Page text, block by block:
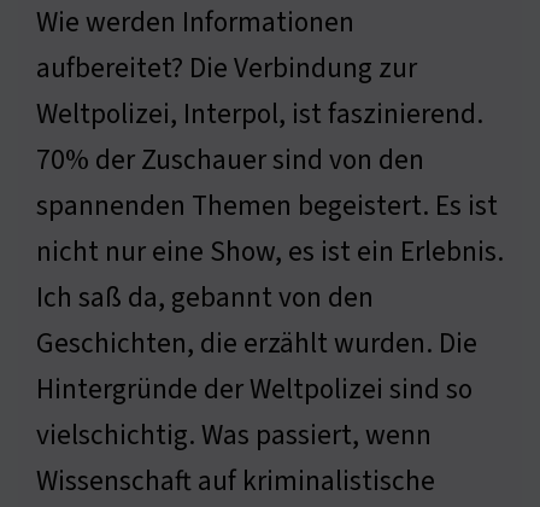
Wie werden Informationen
aufbereitet? Die Verbindung zur
Weltpolizei, Interpol, ist faszinierend.
70% der Zuschauer sind von den
spannenden Themen begeistert. Es ist
nicht nur eine Show, es ist ein Erlebnis.
Ich saß da, gebannt von den
Geschichten, die erzählt wurden. Die
Hintergründe der Weltpolizei sind so
vielschichtig. Was passiert, wenn
Wissenschaft auf kriminalistische